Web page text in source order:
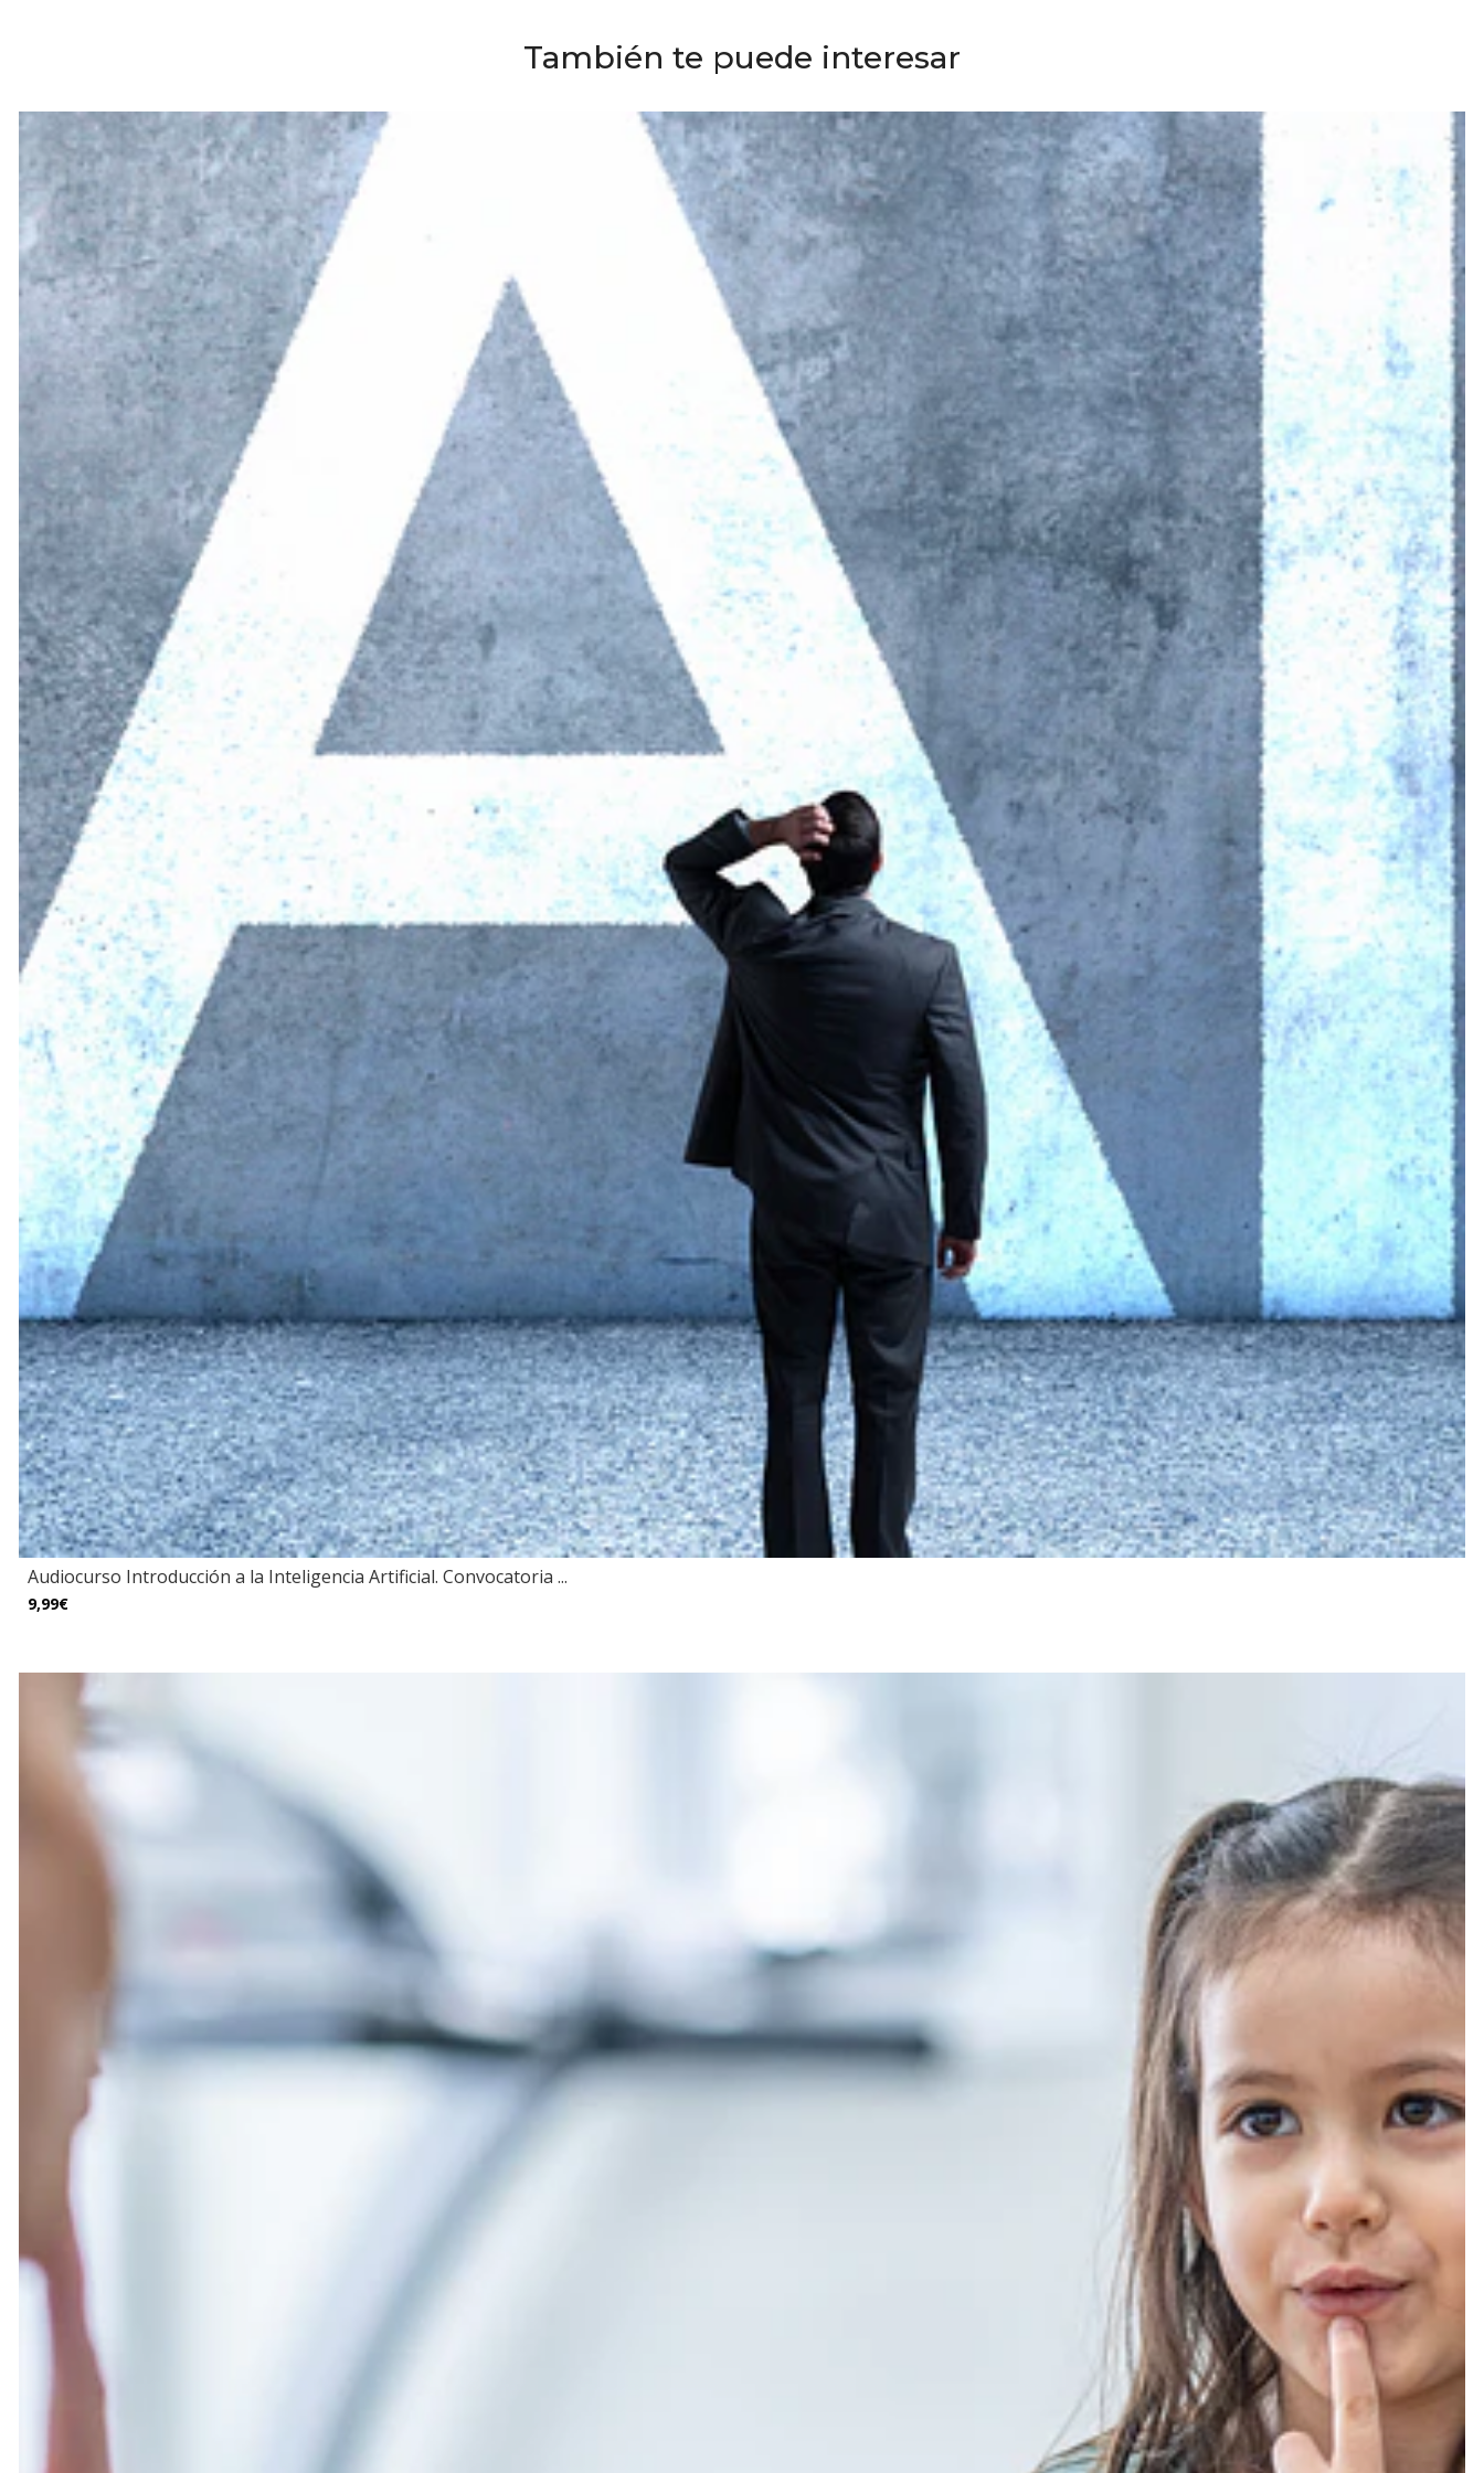
También te puede interesar
Audiocurso Introducción a la Inteligencia Artificial. Convocatoria ...
9,99€